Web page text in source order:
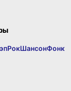
РокШансонФонк